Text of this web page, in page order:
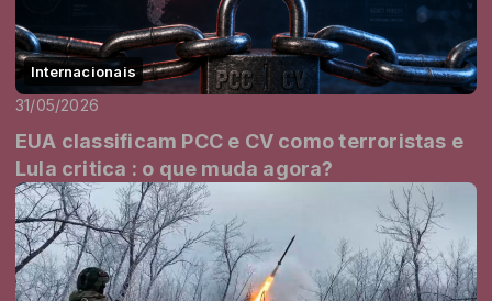
Internacionais
31/05/2026
EUA classificam PCC e CV como terroristas e
Lula critica : o que muda agora?